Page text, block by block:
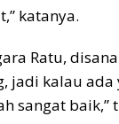
katanya.
Ratu,
jadi kalau ada
sangat baik,”